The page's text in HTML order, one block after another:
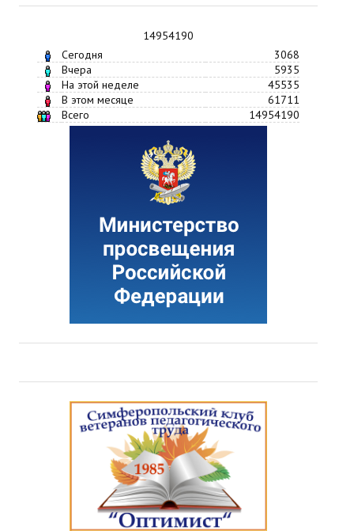
14954190
Сегодня
3068
Вчера
5935
На этой неделе
45535
В этом месяце
61711
Всего
14954190